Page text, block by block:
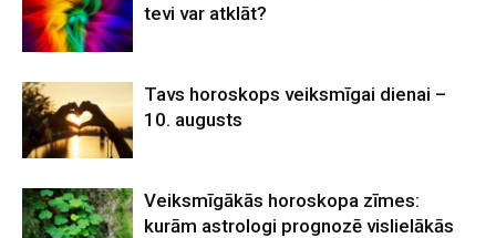
tevi var atklāt?
Tavs horoskops veiksmīgai dienai –
10. augusts
Veiksmīgākās horoskopa zīmes:
kurām astrologi prognozē vislielākās